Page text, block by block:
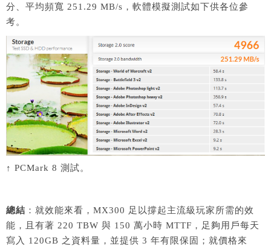
分、平均頻寬 251.29 MB/s，軟體模擬測試如下供各位參
考。
↑ PCMark 8 測試。
總結 ：就效能來看，MX300 足以撐起主流級玩家所需的效
能，且有著 220 TBW 與 150 萬小時 MTTF，足夠用戶每天
寫入 120GB 之資料量，並提供 3 年有限保固；就價格來